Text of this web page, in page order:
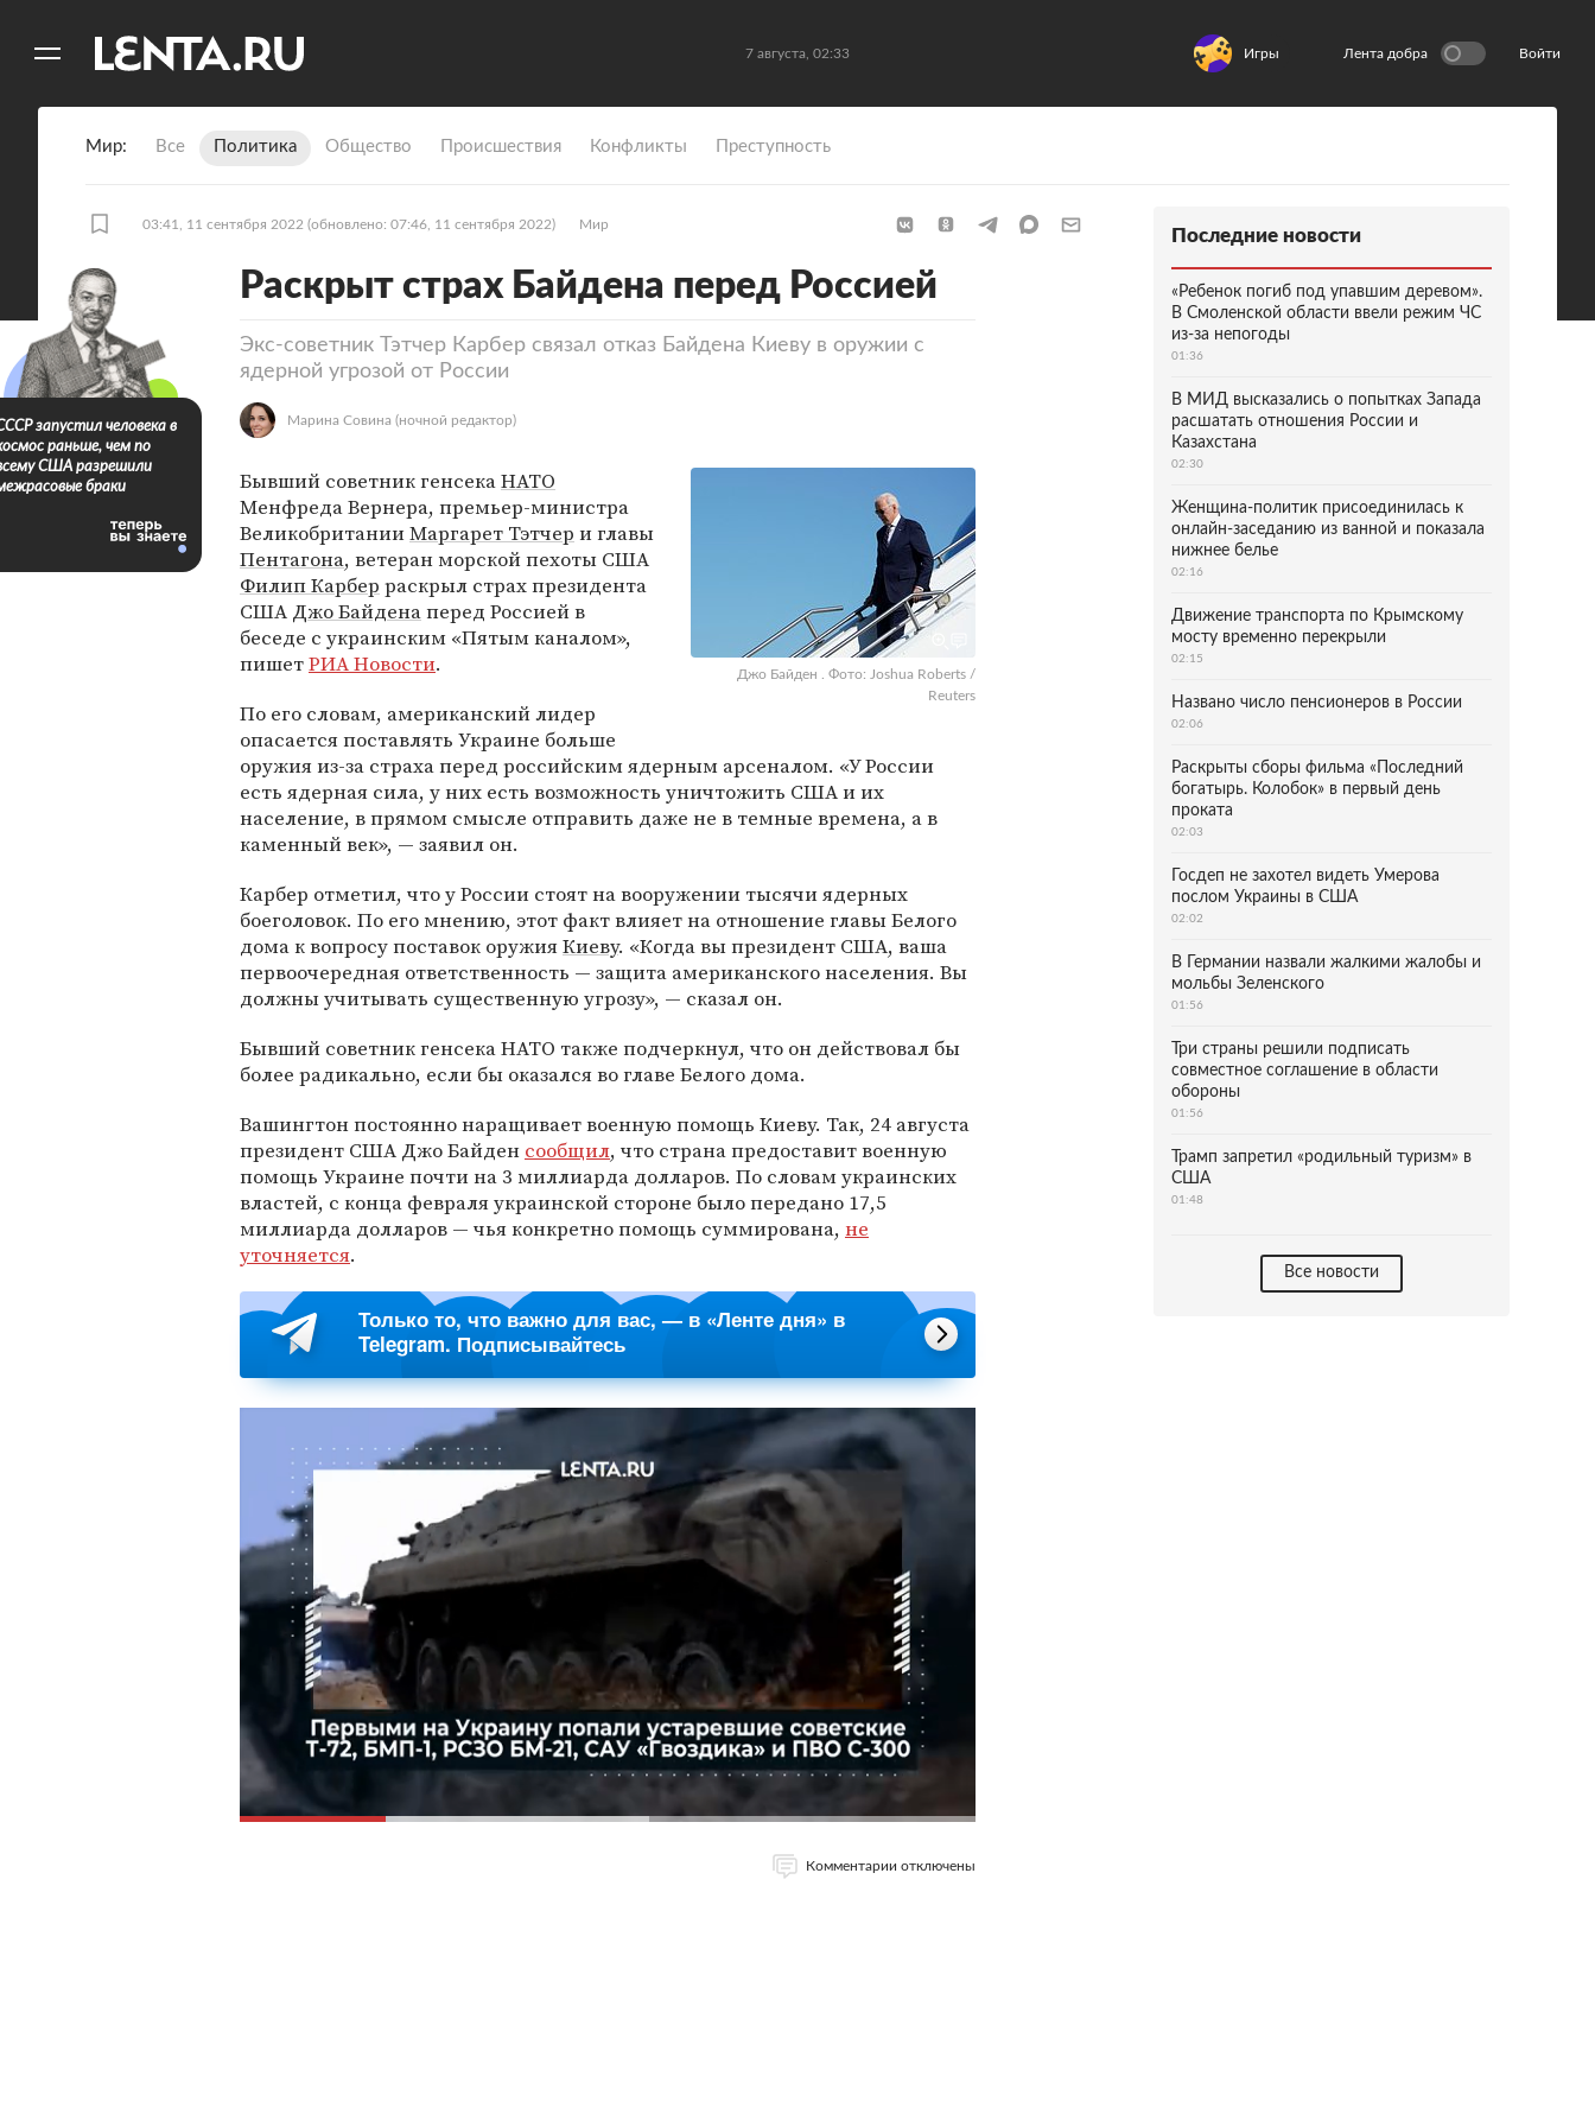
7 августа, 02:33 Игры Лента добра Войти
Мир Все Политика Общество Происшествия Конфликты Преступность
03:41, 11 сентября 2022 (обновлено: 07:46, 11 сентября 2022) Мир
Раскрыт страх Байдена перед Россией
Экс-советник Тэтчер Карбер связал отказ Байдена Киеву в оружии с
ядерной угрозой от России
Марина Совина (ночной редактор)
Джо Байден . Фото: Joshua Roberts /
Reuters
Бывший советник генсекаНАТО
Менфреда Вернера, премьер-министра
ВеликобританииМаргарет Тэтчер и главы
Пентагона, ветеран морской пехоты США
Филип Карбер раскрыл страх президента
США Джо Байденаперед Россией в
беседе с украинским «Пятым каналом»,
пишетРИА Новости.
По его словам, американский лидер
опасается поставлять Украине больше
оружия из-за страха перед российским ядерным арсеналом. «У России
есть ядерная сила, у них есть возможность уничтожить США и их
население, в прямом смысле отправить даже не в темные времена, а в
каменный век», — заявил он.
Карбер отметил, что у России стоят на вооружении тысячи ядерных
боеголовок. По его мнению, этот факт влияет на отношение главы Белого
дома к вопросу поставок оружияКиеву. «Когда вы президент США, ваша
первоочередная ответственность — защита американского населения. Вы
должны учитывать существенную угрозу», — сказал он.
Бывший советник генсека НАТО также подчеркнул, что он действовал бы
более радикально, если бы оказался во главе Белого дома.
Вашингтон постоянно наращивает военную помощь Киеву. Так, 24 августа
президент США Джо Байден сообщил, что страна предоставит военную
помощь Украине почти на 3 миллиарда долларов. По словам украинских
властей, с конца февраля украинской стороне было передано 17,5
миллиарда долларов — чья конкретно помощь суммирована, не
уточняется.
Только то, что важно для вас, — в «Ленте дня» в
Telegram. Подписывайтесь
Комментарии отключены
запустил человека в
раньше, чем по
США разрешили
браки
Последние новости
«Ребенок погиб под упавшим деревом».
В Смоленской области ввели режим ЧС
из-за непогоды
01:36
В МИД высказались о попытках Запада
расшатать отношения России и
Казахстана
02:30
Женщина-политик присоединилась к
онлайн-заседанию из ванной и показала
нижнее белье
02:16
Движение транспорта по Крымскому
мосту временно перекрыли
02:15
Названо число пенсионеров в России
02:06
Раскрыты сборы фильма «Последний
богатырь. Колобок» в первый день
проката
02:03
Госдеп не захотел видеть Умерова
послом Украины в США
02:02
В Германии назвали жалкими жалобы и
мольбы Зеленского
01:56
Три страны решили подписать
совместное соглашение в области
обороны
01:56
Трамп запретил «родильный туризм» в
США
01:48
Все новости